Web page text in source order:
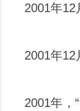
2001年
2001年
2001年，